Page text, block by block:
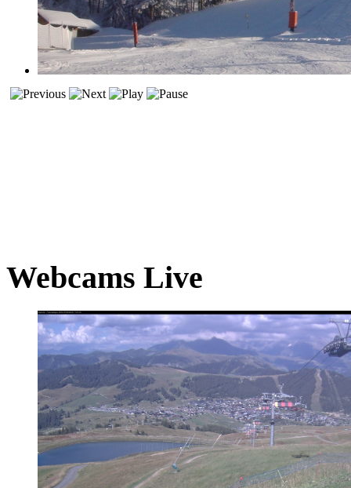
Webcams Live